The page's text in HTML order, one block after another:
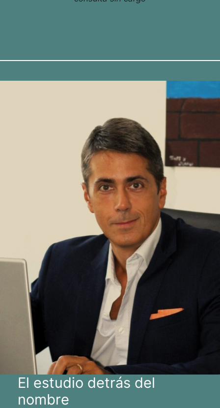
El estudio detrás del
nombre